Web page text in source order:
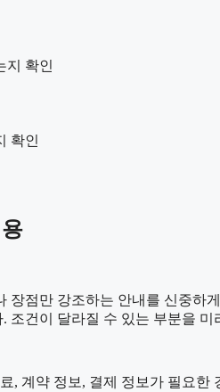
지 확인
확인
점만 강조하는 안내를 신중하
조건이 달라질 수 있는 부분을
계약 정보, 결제 정보가 필요